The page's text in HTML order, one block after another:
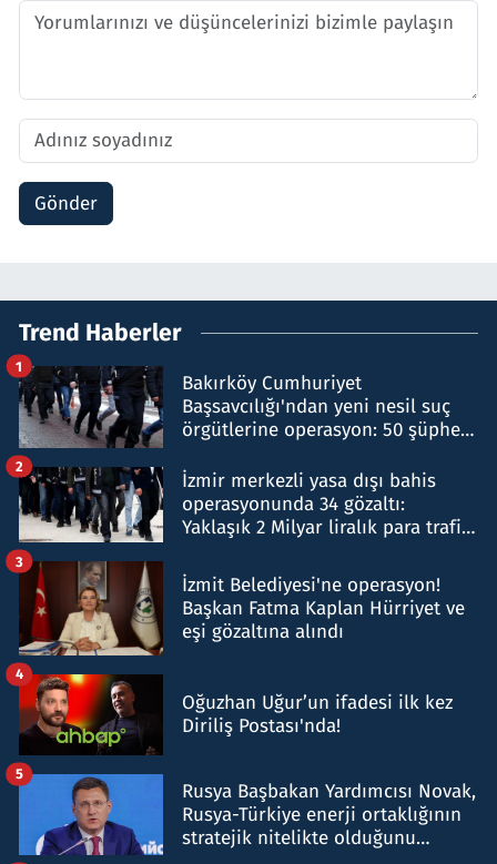
Gönder
Trend Haberler
Bakırköy Cumhuriyet
Başsavcılığı'ndan yeni nesil suç
örgütlerine operasyon: 50 şüpheli
1
İzmir merkezli yasa dışı bahis
operasyonunda 34 gözaltı:
Yaklaşık 2 Milyar liralık para trafiği
2
İzmit Belediyesi'ne operasyon!
Başkan Fatma Kaplan Hürriyet ve
eşi gözaltına alındı
3
Oğuzhan Uğur’un ifadesi ilk kez
Diriliş Postası'nda!
4
Rusya Başbakan Yardımcısı Novak,
Rusya-Türkiye enerji ortaklığının
stratejik nitelikte olduğunu
5